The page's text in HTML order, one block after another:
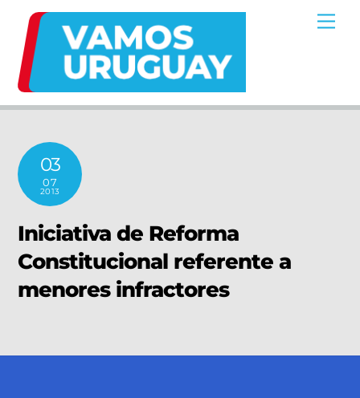
content
03
07
2013
Iniciativa de Reforma
Constitucional referente a
menores infractores